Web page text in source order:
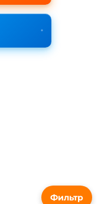
Фильтр